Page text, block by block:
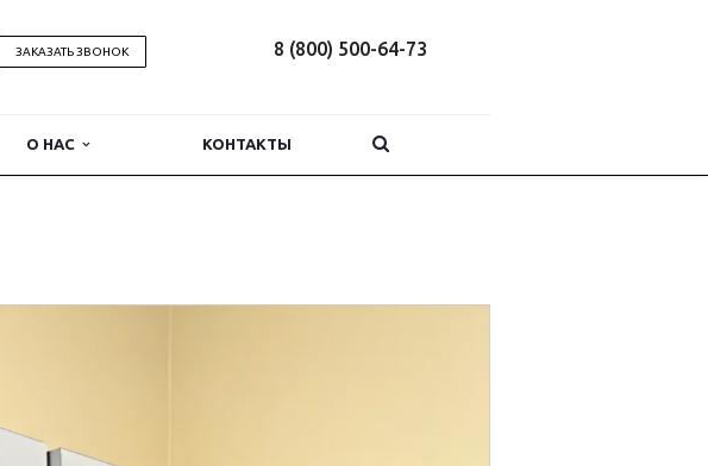
ЗАКАЗАТЬ ЗВОНОК 8 (800) 500-64-73
О НАС КОНТАКТЫ